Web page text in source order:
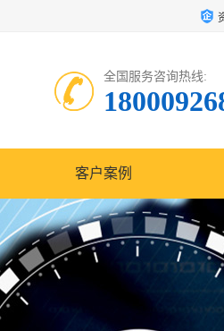
全国服务咨询热线:
客户案例